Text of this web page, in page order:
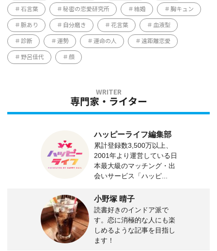
石言葉 秘密の恋愛研究所 結婚 胸キュン
脈あり 自分磨き 花言葉 血液型
診断 運勢 運命の人 遠距離恋愛
野呂佳代 顔
専門家・ライター
ハッピーライフ編集部
累計登録数3,500万以上、
2001年より運営している日
本最大級のマッチング・出
会いサービス「ハッピ...
小野塚 晴子
読書好きのインドア派で
す。恋に消極的な人にも楽
しめるような記事を目指し
ます！